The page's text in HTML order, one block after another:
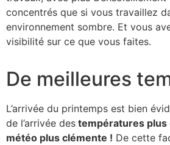
concentrés que si vous travaillez
environnement sombre. Et vous
visibilité sur ce que vous faites.
De meilleures
L’arrivée du printemps est bien
de l’arrivée des températures plus
météo plus clémente ! De cette